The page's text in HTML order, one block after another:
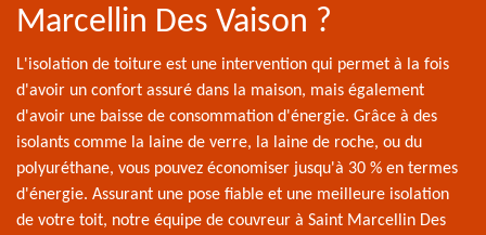
Marcellin Des Vaison ?
L'isolation de toiture est une intervention qui permet à la fois
d'avoir un confort assuré dans la maison, mais également
d'avoir une baisse de consommation d'énergie. Grâce à des
isolants comme la laine de verre, la laine de roche, ou du
polyuréthane, vous pouvez économiser jusqu'à 30 % en termes
d'énergie. Assurant une pose fiable et une meilleure isolation
de votre toit, notre équipe de couvreur à Saint Marcellin Des